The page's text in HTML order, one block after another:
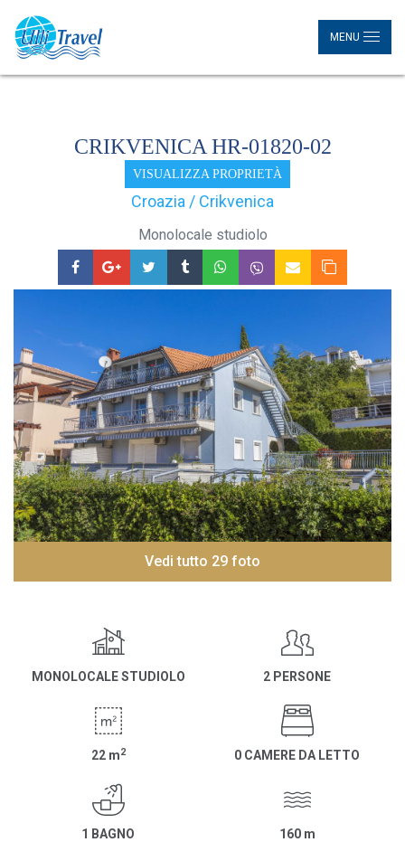
MENU
CRIKVENICA HR-01820-02
VISUALIZZA PROPRIETÀ
Croazia / Crikvenica
Monolocale studiolo
Vedi tutto 29 foto
MONOLOCALE STUDIOLO 2 PERSONE
22 m2 0 CAMERE DA LETTO
1 BAGNO 160 m